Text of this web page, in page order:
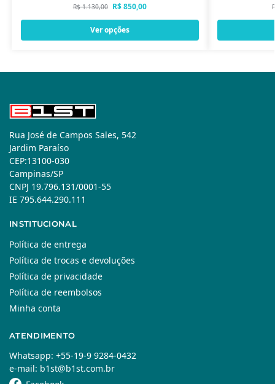
R$1.130,00 R$850,00
Ver opções
Rua José de Campos Sales, 542
Jardim Paraíso
CEP:13100-030
Campinas/SP
CNPJ 19.796.131/0001-55
IE 795.644.290.111
INSTITUCIONAL
Política de entrega
Política de trocas e devoluções
Política de privacidade
Política de reembolsos
Minha conta
ATENDIMENTO
Whatsapp: +55-19-9 9284-0432
e-mail: b1st@b1st.com.br